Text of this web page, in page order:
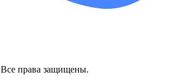
Все права защищены.